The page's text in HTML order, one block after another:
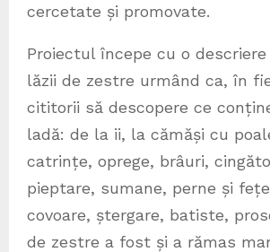
cercetate și promovate.
Proiectul începe cu o descriere
lăzii de zestre urmând ca, în
cititorii să descopere ce
ladă: de la ii, la cămăși cu
catrințe, oprege, brâuri,
pieptare, sumane, perne și
covoare, ștergare, batiste,
de zestre a fost și a rămas